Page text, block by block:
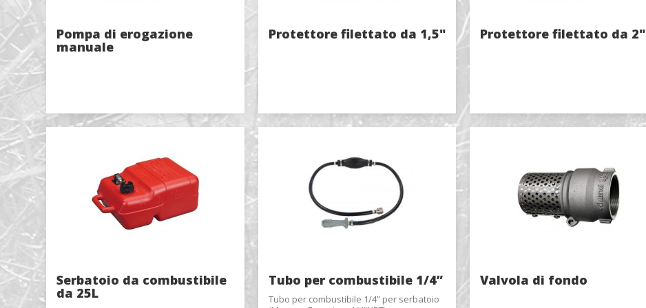
Pompa di erogazione
manuale
Protettore filettato da 1,5" Protettore filettato da 2"
Serbatoio da combustibile
da 25L
Tubo per combustibile 1/4”
Tubo per combustibile 1/4” per serbatoio
Valvola di fondo
Richiedi catalogo